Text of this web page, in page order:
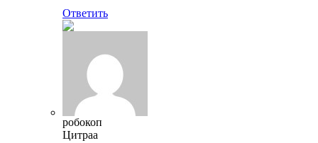
Ответить
робокоп
Цитраа